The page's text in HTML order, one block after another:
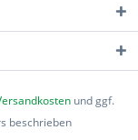
und ggf.
beschrieben